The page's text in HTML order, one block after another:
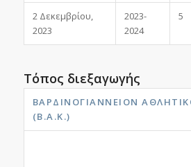
2 Δεκεμβρίου,
2023
2023-
2024
5
Τόπος διεξαγωγής
ΒΑΡΔΙΝΟΓΙΆΝΝΕΙΟΝ
(Β.Α.Κ.)